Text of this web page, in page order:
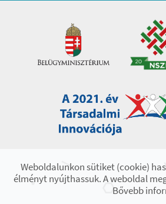
2021 © Minden jog fenntartva!
Weboldalunkon sütiket (cookie)
élményt nyújthassuk. A weboldal
Bővebb